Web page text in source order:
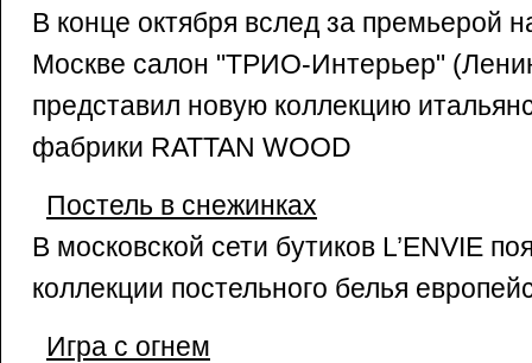
В конце октября вслед за премьерой
Москве салон "ТРИО-Интерьер"
представил новую коллекцию
фабрики RATTAN WOOD
Постель в снежинках
В московской сети бутиков L’ENVIE
коллекции постельного белья
Игра с огнем